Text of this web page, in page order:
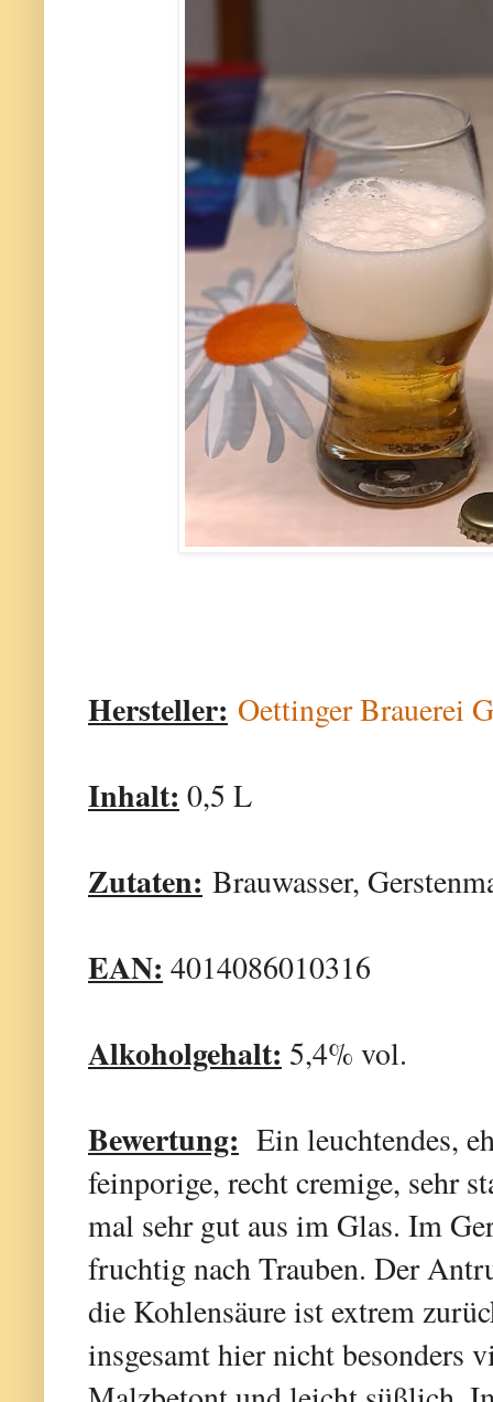
Hersteller: Oettinger Brauerei
Inhalt: 0,5 L
Zutaten: Brauwasser,
EAN: 4014086010316
Alkoholgehalt: 5,4% vol.
Bewertung: Ein leuchtendes,
feinporige, recht cremige, sehr
mal sehr gut aus im Glas. Im
fruchtig nach Trauben. Der
die Kohlensäure ist extrem
insgesamt hier nicht besonders